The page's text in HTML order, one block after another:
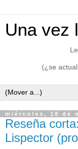
Una vez
(¿se
miércoles, 18 de
Reseña
Lispector